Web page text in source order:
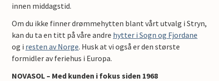
innen middagstid.
Om du ikke finner drømmehytten blant vårt utvalg i Stryn,
kan du ta en titt på våre andre hytter i Sogn og Fjordane
og i resten av Norge. Husk at vi også er den største
formidler av feriehus i Europa.
NOVASOL – Med kunden i fokus siden 1968